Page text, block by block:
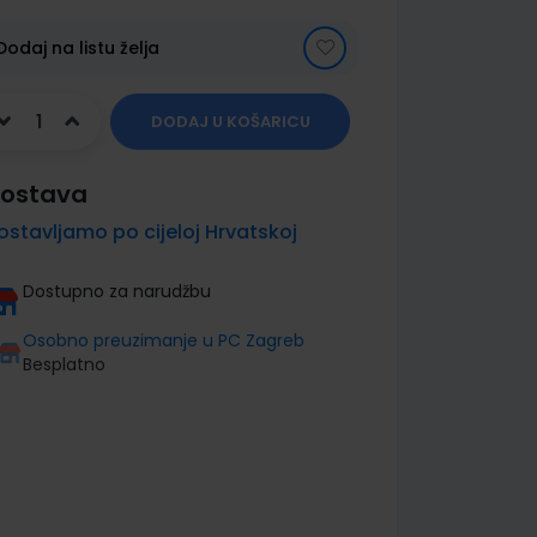
na listu želja
DODAJ U KOŠARICU
po cijeloj Hrvatskoj
Dostupno za narudžbu
Osobno preuzimanje u PC Zagreb
Besplatno